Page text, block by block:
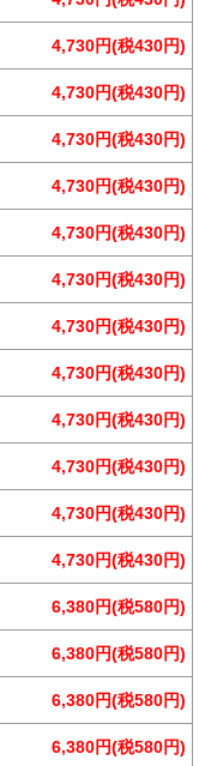
4,730円(税430円)
4,730円(税430円)
4,730円(税430円)
4,730円(税430円)
4,730円(税430円)
4,730円(税430円)
4,730円(税430円)
4,730円(税430円)
4,730円(税430円)
4,730円(税430円)
4,730円(税430円)
4,730円(税430円)
6,380円(税580円)
6,380円(税580円)
6,380円(税580円)
6,380円(税580円)